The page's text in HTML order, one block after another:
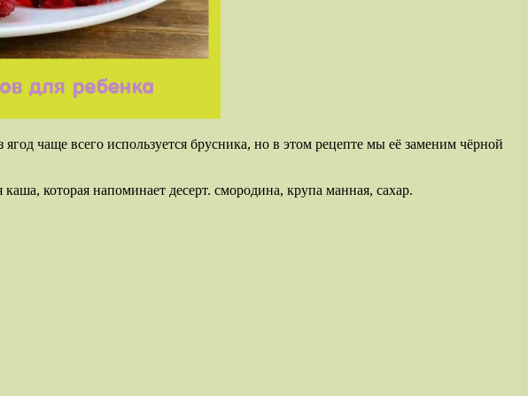
чаще всего используется брусника, но в этом рецепте мы её заменим чёрной
которая напоминает десерт. смородина, крупа манная, сахар.